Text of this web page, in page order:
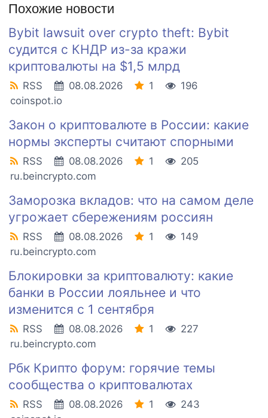
Похожие новости
Bybit lawsuit over crypto theft: Bybit
судится с КНДР из-за кражи
криптовалюты на $1,5 млрд
RSS 08.08.2026 1
196
coinspot.io
Закон о криптовалюте в России: какие
нормы эксперты считают спорными
RSS 08.08.2026 1
205
ru.beincrypto.com
Заморозка вкладов: что на самом деле
угрожает сбережениям россиян
RSS 08.08.2026 1
149
ru.beincrypto.com
Блокировки за криптовалюту: какие
банки в России лояльнее и что
изменится с 1 сентября
RSS 08.08.2026 1
227
ru.beincrypto.com
Рбк Крипто форум: горячие темы
сообщества о криптовалютах
RSS 08.08.2026 1
243